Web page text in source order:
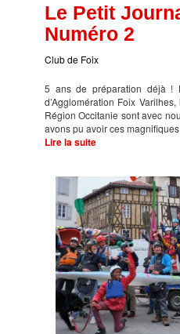
Le Petit
Numéro 2
Club de Foix
5 ans de préparation déjà !
d’Agglomération Foix
Région Occitanie sont avec
avons pu avoir ces
Lire la suite